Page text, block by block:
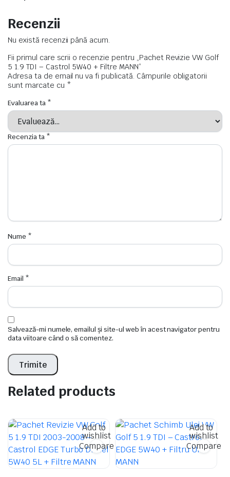
Recenzii
Nu există recenzii până acum.
Fii primul care scrii o recenzie pentru „Pachet Revizie VW Golf
5 1.9 TDI – Castrol 5W40 + Filtre MANN”
Adresa ta de email nu va fi publicată. Câmpurile obligatorii
sunt marcate cu *
Evaluarea ta *
Recenzia ta *
Nume *
Email *
Salvează-mi numele, emailul și site-ul web în acest navigator pentru
data viitoare când o să comentez.
Related products
Add to
wishlist
Compare
Add to
wishlist
Compare